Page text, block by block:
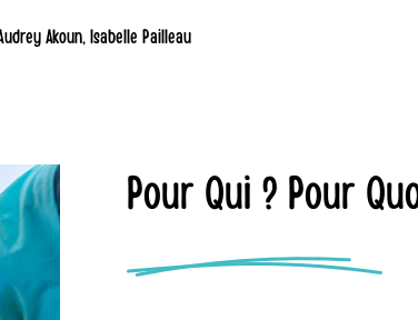
Akoun, Isabelle Pailleau
Pour Qui ? Pour